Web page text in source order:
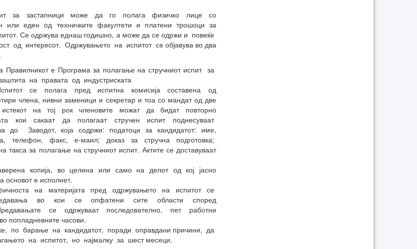
за застапници може да го полага физичко лице со
или еден од техничките факултети и платени трошоци за
Се одржува еднаш годишно, а може да се одржи и повеќе
од интересот. Одржувањето на испитот се објавува во два
Правилникот е Програма за полагање на стручниот испит за
на правата од индустриската
се полага пред испитна комисија составена од
члена, нивни заменици и секретар и тоа со мандат од две
на тој рок членовите можат да бидат повторно
кои сакаат да полагаат стручен испит поднесуваат
до Заводот, која содржи: податоци за кандидатот: име,
телефон, факс, е-маил; доказ за стручна подготовка;
такса за полагање на стручниот испит. Актите се доставуваат
копија, во целина или само на делот од кој јасно
основот е исполнет.
на материјата пред одржувањето на испитот се
во кои се опфатени сите области според
се одржуваат последователно, пет работни
попладневните часови.
по барање на кандидатот, поради оправдани причини, да
на испитот, но најмалку за шест месеци.